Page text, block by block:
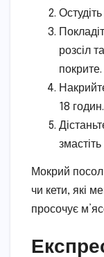
розсіл
покрите.
18 годин.
Мокрий посол
чи кети, які
просочує